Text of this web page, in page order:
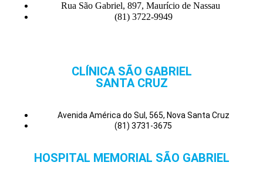
Rua São Gabriel, 897, Maurício de Nassau
(81) 3722-9949
CLÍNICA SÃO GABRIEL
SANTA CRUZ
Avenida América do Sul, 565, Nova Santa Cruz
(81) 3731-3675
HOSPITAL MEMORIAL SÃO GABRIEL